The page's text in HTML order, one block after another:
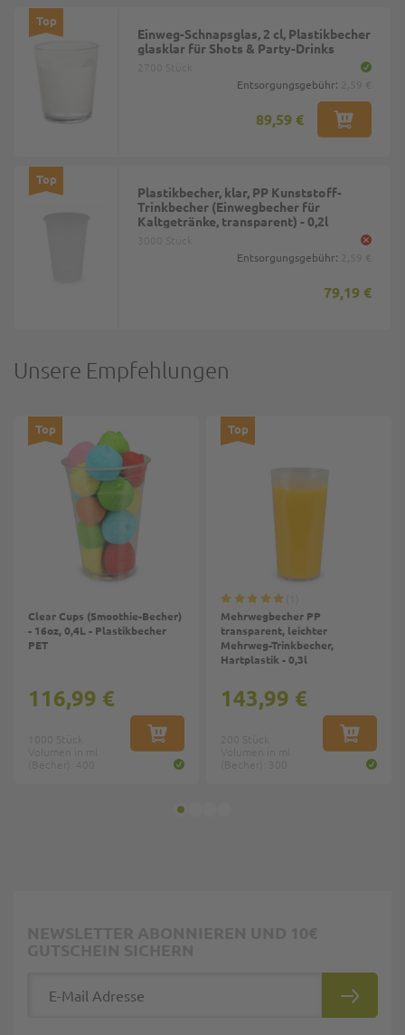
Top
Einweg-Schnapsglas, 2 cl, Plastikbecher
glasklar für Shots & Party-Drinks
Entsorgungsgebühr:
89,59 €
Top
Plastikbecher, klar, PP Kunststoff-
Trinkbecher (Einwegbecher für
Kaltgetränke, transparent) - 0,2l
Entsorgungsgebühr:
79,19 €
Unsere Empfehlungen
Top
Clear Cups (Smoothie-Becher)
- 16oz, 0,4L - Plastikbecher
PET
IN DEN WARENKORB
116,99 €
Top
Mehrwegbecher PP
transparent, leichter
Mehrweg-Trinkbecher,
Hartplastik - 0,3l
IN DEN
143,99 €